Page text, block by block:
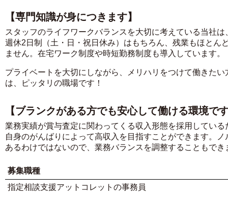
【専門知識が身につきます】
スタッフのライフワークバランスを大切に考えている当社は
週休2日制（土・日・祝日休み）はもちろん、残業もほとん
ません。在宅ワーク制度や時短勤務制度も導入しています。
プライベートを大切にしながら、メリハリをつけて働きたい
は、ピッタリの職場です！
【ブランクがある方でも安心して働ける環境で
業務実績が賞与査定に関わってくる収入形態を採用している
自身のがんばりによって高収入を目指すことができます。ノ
あるわけではないので、業務バランスを調整することもでき
募集職種
指定相談支援アットコレットの事務員